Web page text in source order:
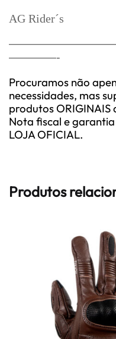
AG Rider´s
————-
Procuramos não
necessidades, mas
produtos
Nota fiscal e
LOJA OFICIAL.
Produtos